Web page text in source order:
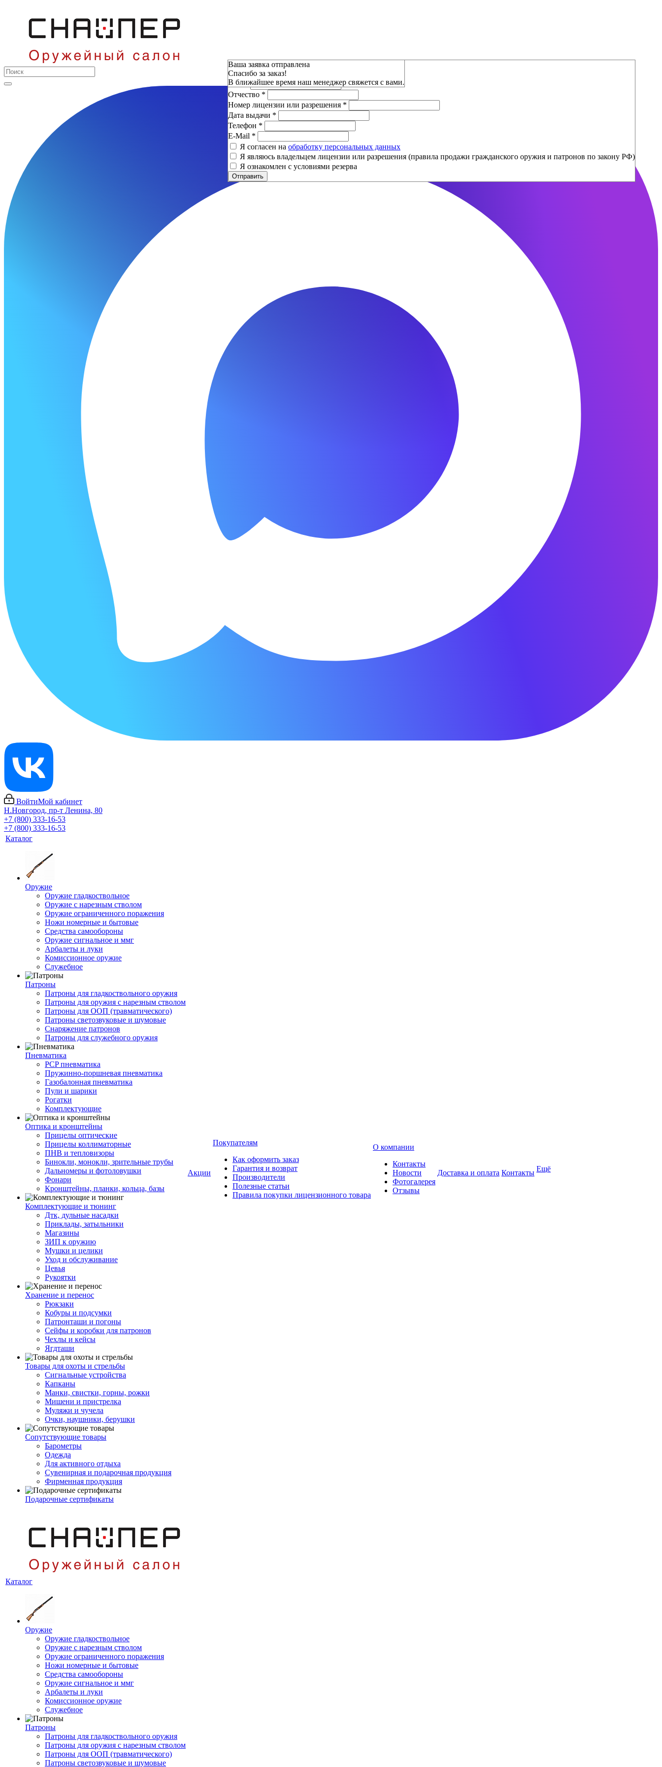
ВойтиМой кабинет
Н.Новгород, пр-т Ленина, 80
+7 (800) 333-16-53
+7 (800) 333-16-53
Каталог
Оружие
Оружие гладкоствольное
Оружие с нарезным стволом
Оружие ограниченного поражения
Ножи номерные и бытовые
Средства самообороны
Оружие сигнальное и ммг
Арбалеты и луки
Комиссионное оружие
Служебное
Патроны
Патроны для гладкоствольного оружия
Патроны для оружия с нарезным стволом
Патроны для ООП (травматического)
Патроны светозвуковые и шумовые
Снаряжение патронов
Патроны для служебного оружия
Пневматика
PCP пневматика
Пружинно-поршневая пневматика
Газобалонная пневматика
Пули и шарики
Рогатки
Комплектующие
Оптика и кронштейны
Прицелы оптические
Прицелы коллиматорные
ПНВ и тепловизоры
Бинокли, монокли, зрительные трубы
Дальномеры и фотоловушки
Фонари
Кронштейны, планки, кольца, базы
Комплектующие и тюнинг
Дтк, дульные насадки
Приклады, затыльники
Магазины
ЗИП к оружию
Мушки и целики
Уход и обслуживание
Цевья
Рукоятки
Хранение и перенос
Рюкзаки
Кобуры и подсумки
Патронташи и погоны
Сейфы и коробки для патронов
Чехлы и кейсы
Ягдташи
Товары для охоты и стрельбы
Сигнальные устройства
Капканы
Манки, свистки, горны, рожки
Мишени и пристрелка
Муляжи и чучела
Очки, наушники, берушки
Сопутствующие товары
Барометры
Одежда
Для активного отдыха
Сувенирная и подарочная продукция
Фирменная продукция
Подарочные сертификаты
Акции
Покупателям
Как оформить заказ
Гарантия и возврат
Производители
Полезные статьи
Правила покупки лицензионного товара
О компании
Контакты
Новости
Фотогалерея
Отзывы
Доставка и оплата Контакты Ещё
Каталог
Оружие
Оружие гладкоствольное
Оружие с нарезным стволом
Оружие ограниченного поражения
Ножи номерные и бытовые
Средства самообороны
Оружие сигнальное и ммг
Арбалеты и луки
Комиссионное оружие
Служебное
Патроны
Патроны для гладкоствольного оружия
Патроны для оружия с нарезным стволом
Патроны для ООП (травматического)
Патроны светозвуковые и шумовые
Зарезервировать
Фамилия*
Имя*
Отчество *
Номер лицензии или разрешения *
Дата выдачи *
Телефон *
E-Mail *
Я согласен на обработку персональных данных
Я являюсь владельцем лицензии или разрешения (правила продажи гражданского оружия и патронов по закону РФ)
Я ознакомлен с условиями резерва
Отправить
Ваша заявка отправлена
Спасибо за заказ!
В ближайшее время наш менеджер свяжется с вами.